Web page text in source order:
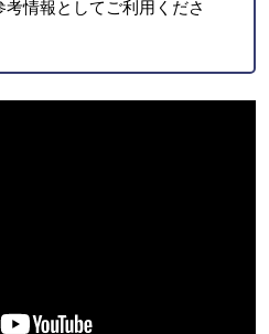
情報としてご利用くださ